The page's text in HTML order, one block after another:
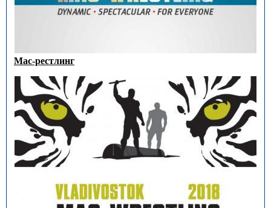
Мас-рестлинг